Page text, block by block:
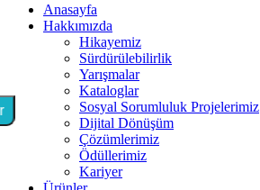
Anasayfa
Hakkımızda
Hikayemiz
Sürdürülebilirlik
Yarışmalar
Kataloglar
Sosyal Sorumluluk Projelerimiz
Dijital Dönüşüm
Çözümlerimiz
Ödüllerimiz
Kariyer